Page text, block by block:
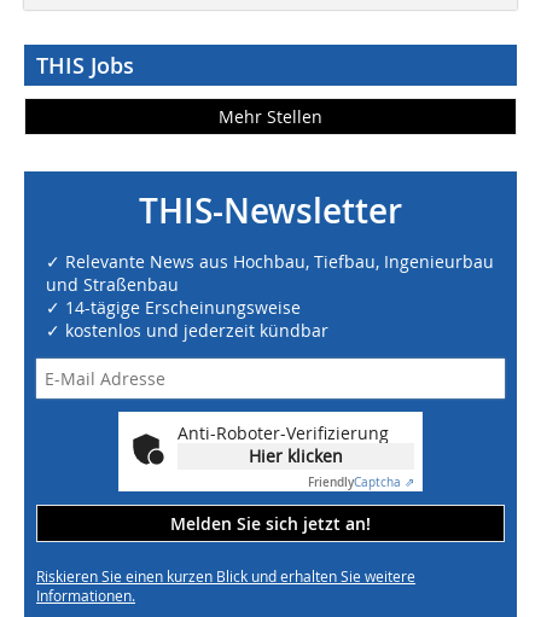
THIS Jobs
Mehr Stellen
THIS-Newsletter
✓ Relevante News aus Hochbau, Tiefbau, Ingenieurbau
und Straßenbau
✓ 14-tägige Erscheinungsweise
✓ kostenlos und jederzeit kündbar
Anti-Roboter-Verifizierung
Hier klicken
FriendlyCaptcha ⇗
Melden Sie sich jetzt an!
Riskieren Sie einen kurzen Blick und erhalten Sie weitere
Informationen.